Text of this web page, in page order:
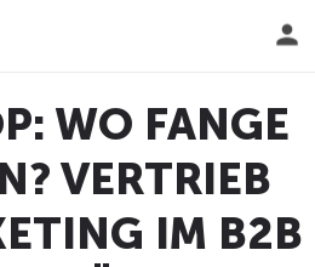
WO FANGE
VERTRIEB
IM B2B